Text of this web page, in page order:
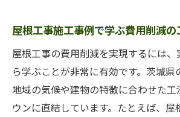
屋根工事施工事例で学ぶ費用削減の
屋根工事の費用削減を実現するには
ら学ぶことが非常に有効です。茨城県
地域の気候や建物の特徴に合わせた
ウンに直結しています。たとえば、